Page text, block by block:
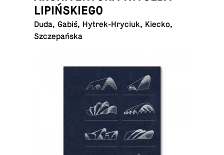
LIPIŃSKIEGO
Duda, Gabiś, Hytrek-Hryciuk, Kiecko,
Szczepańska